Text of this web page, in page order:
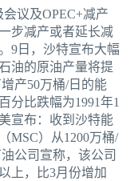
议及OPEC+减产
步减产或者延长减
9日，沙特宣布大幅
油的原油产量将提
产50万桶/日的能
分比跌幅为1991年1
宣布：收到沙特能
MSC）从1200万桶/
公司宣称，该公司
上，比3月份增加